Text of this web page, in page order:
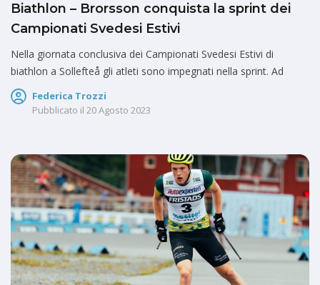
Biathlon – Brorsson conquista la sprint dei
Campionati Svedesi Estivi
Nella giornata conclusiva dei Campionati Svedesi Estivi di
biathlon a Sollefteå gli atleti sono impegnati nella sprint. Ad
Federica Trozzi
Pubblicato il 20 Agosto 2023